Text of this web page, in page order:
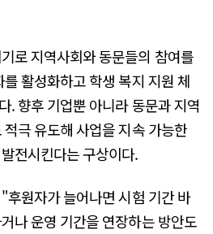
로 지역사회와 동문들의 참여를
활성화하고 학생 복지 지원 체
. 향후 기업뿐 아니라 동문과 지역
극 유도해 사업을 지속 가능한
전시킨다는 구상이다.
후원자가 늘어나면 시험 기간 바
나 운영 기간을 연장하는 방안도